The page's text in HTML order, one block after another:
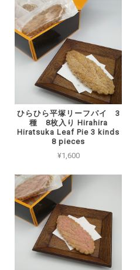
ひらひら平塚リーフパイ 3
種 8枚入り Hirahira
Hiratsuka Leaf Pie 3 kinds
8 pieces
¥1,600